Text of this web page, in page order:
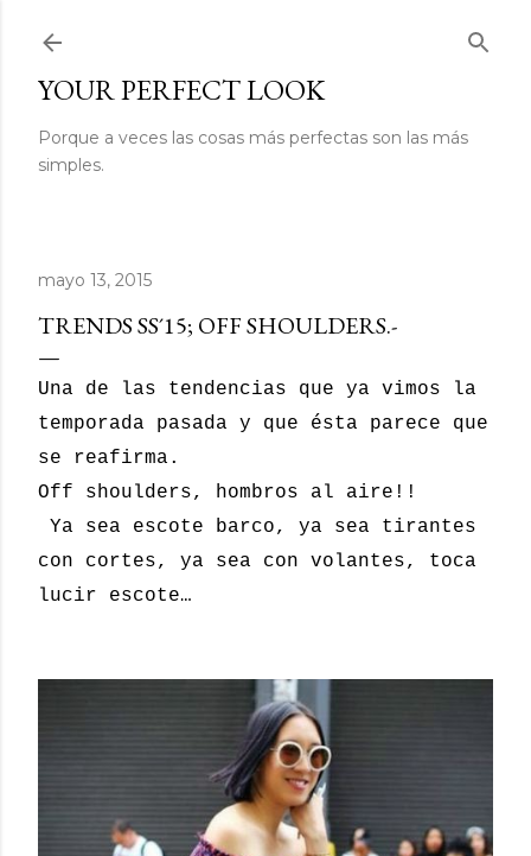
YOUR PERFECT LOOK
Porque a veces las cosas más perfectas son las más
simples.
mayo 13, 2015
TRENDS SS´15; OFF SHOULDERS.-
Una de las tendencias que ya vimos la
temporada pasada y que ésta parece que
se reafirma.
Off shoulders, hombros al aire!!
Ya sea escote barco, ya sea tirantes
con cortes, ya sea con volantes, toca
lucir escote…